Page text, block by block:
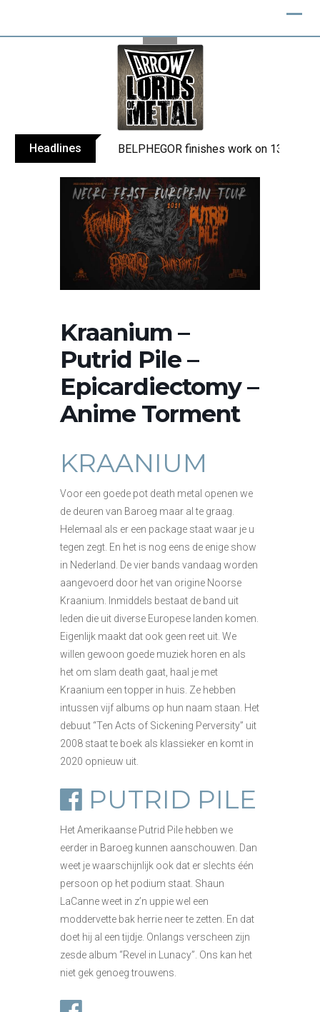
Headlines BELPHEGOR finishes work on 13th
Kraanium –
Putrid Pile –
Epicardiectomy –
Anime Torment
KRAANIUM
Voor een goede pot death metal openen we
de deuren van Baroeg maar al te graag.
Helemaal als er een package staat waar je u
tegen zegt. En het is nog eens de enige show
in Nederland. De vier bands vandaag worden
aangevoerd door het van origine Noorse
Kraanium. Inmiddels bestaat de band uit
leden die uit diverse Europese landen komen.
Eigenlijk maakt dat ook geen reet uit. We
willen gewoon goede muziek horen en als
het om slam death gaat, haal je met
Kraanium een topper in huis. Ze hebben
intussen vijf albums op hun naam staan. Het
debuut “Ten Acts of Sickening Perversity” uit
2008 staat te boek als klassieker en komt in
2020 opnieuw uit.
PUTRID PILE
Het Amerikaanse Putrid Pile hebben we
eerder in Baroeg kunnen aanschouwen. Dan
weet je waarschijnlijk ook dat er slechts één
persoon op het podium staat. Shaun
LaCanne weet in z’n uppie wel een
moddervette bak herrie neer te zetten. En dat
doet hij al een tijdje. Onlangs verscheen zijn
zesde album “Revel in Lunacy”. Ons kan het
niet gek genoeg trouwens.